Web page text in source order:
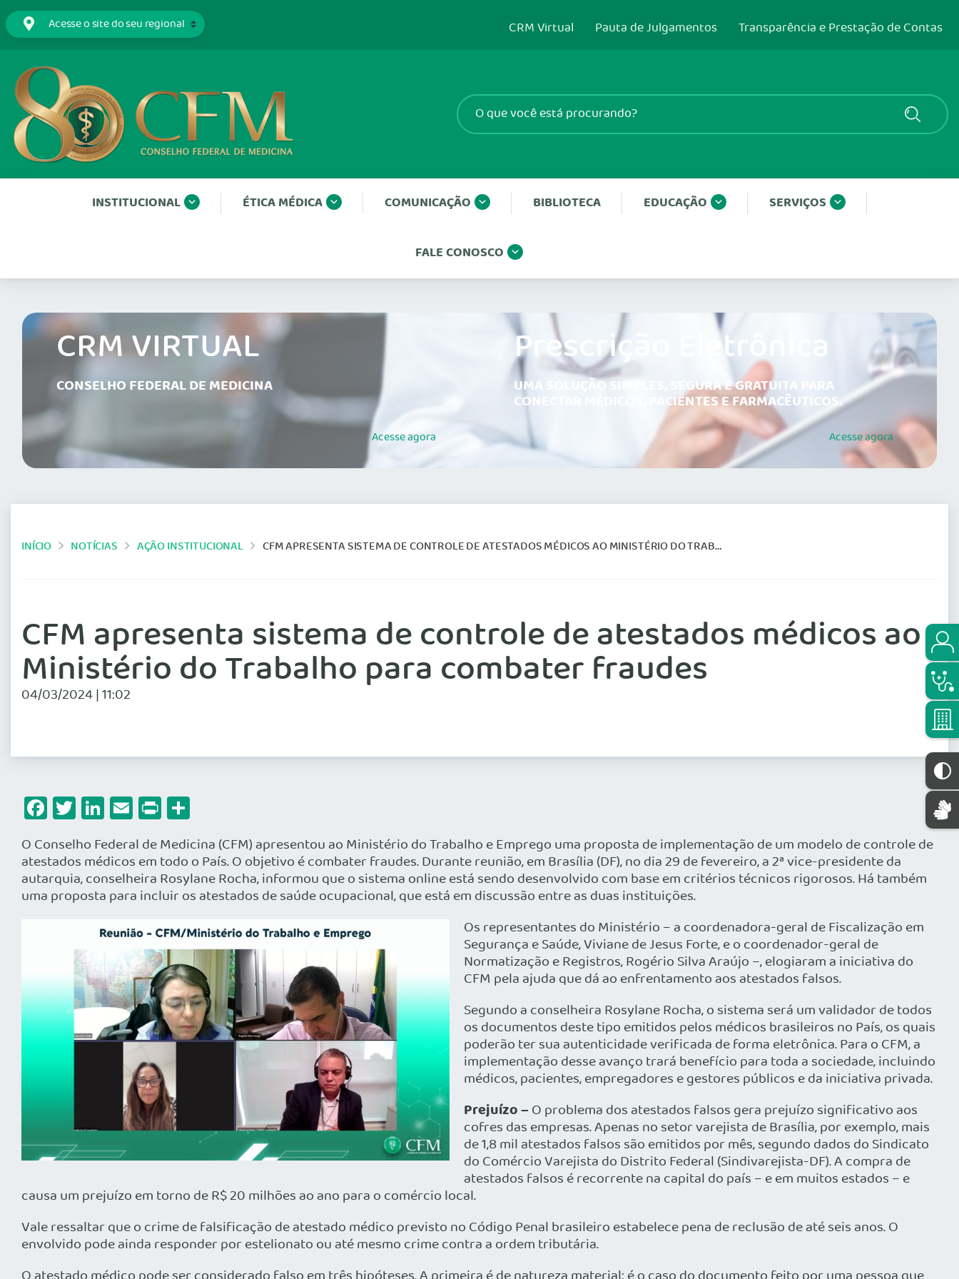
CRM Virtual Pauta de Julgamentos Transparência e Prestação de Contas
INSTITUCIONAL ÉTICA MÉDICA COMUNICAÇÃO BIBLIOTECA EDUCAÇÃO SERVIÇOS
FALE CONOSCO
CRM VIRTUAL
CONSELHO FEDERAL DE MEDICINA
Acesseagora
Prescrição Eletrônica
UMA SOLUÇÃO SIMPLES, SEGURA E GRATUITA PARA
CONECTAR MÉDICOS, PACIENTES E FARMACÊUTICOS.
Acesseagora
INÍCIO NOTÍCIAS AÇÃO INSTITUCIONAL CFM APRESENTA SISTEMA DE CONTROLE DE ATESTADOS MÉDICOS AO MINISTÉRIO DO TRABALHO PARA COMBATER FRAUDES
CFM apresenta sistema de controle de atestados médicos ao
Ministério do Trabalho para combater fraudes
04/03/2024 | 11:02
Facebook
Twitter
LinkedIn
Email
Print
O Conselho Federal de Medicina (CFM) apresentou ao Ministério do Trabalho e Emprego uma proposta de implementação de um modelo de controle de
atestados médicos em todo o País. O objetivo é combater fraudes. Durante reunião, em Brasília (DF), no dia 29 de fevereiro, a 2ª vice-presidente da
autarquia, conselheira Rosylane Rocha, informou que o sistema online está sendo desenvolvido com base em critérios técnicos rigorosos. Há também
uma proposta para incluir os atestados de saúde ocupacional, que está em discussão entre as duas instituições.
Os representantes do Ministério – a coordenadora-geral de Fiscalização em
Segurança e Saúde, Viviane de Jesus Forte, e o coordenador-geral de
Normatização e Registros, Rogério Silva Araújo –, elogiaram a iniciativa do
CFM pela ajuda que dá ao enfrentamento aos atestados falsos.
Segundo a conselheira Rosylane Rocha, o sistema será um validador de todos
os documentos deste tipo emitidos pelos médicos brasileiros no País, os quais
poderão ter sua autenticidade verificada de forma eletrônica. Para o CFM, a
implementação desse avanço trará benefício para toda a sociedade, incluindo
médicos, pacientes, empregadores e gestores públicos e da iniciativa privada.
Prejuízo –O problema dos atestados falsos gera prejuízo significativo aos
cofres das empresas. Apenas no setor varejista de Brasília, por exemplo, mais
de 1,8 mil atestados falsos são emitidos por mês, segundo dados do Sindicato
do Comércio Varejista do Distrito Federal (Sindivarejista-DF). A compra de
atestados falsos é recorrente na capital do país – e em muitos estados – e
causa um prejuízo em torno de R$ 20 milhões ao ano para o comércio local.
Vale ressaltar que o crime de falsificação de atestado médico previsto no Código Penal brasileiro estabelece pena de reclusão de até seis anos. O
envolvido pode ainda responder por estelionato ou até mesmo crime contra a ordem tributária.